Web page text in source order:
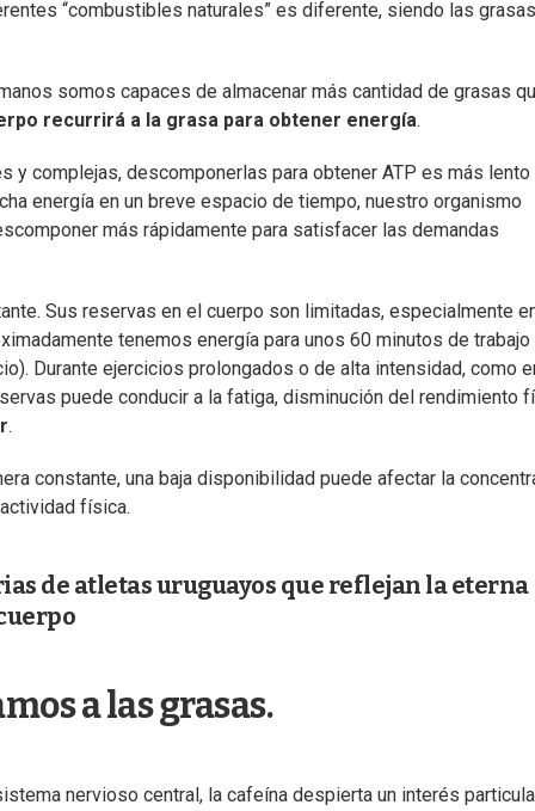
“combustibles naturales” es diferente, siendo las
somos capaces de almacenar más cantidad de grasas
recurrirá a la grasa para obtener energía.
y complejas, descomponerlas para obtener ATP es más lento
energía en un breve espacio de tiempo, nuestro organismo
más rápidamente para satisfacer las demandas
Sus reservas en el cuerpo son limitadas, especialmente
tenemos energía para unos 60 minutos de trabajo
Durante ejercicios prolongados o de alta intensidad, como
puede conducir a la fatiga, disminución del rendimiento
.
constante, una baja disponibilidad puede afectar la
física.
de atletas uruguayos que reflejan la eterna
a las grasas.
nervioso central, la cafeína despierta un interés